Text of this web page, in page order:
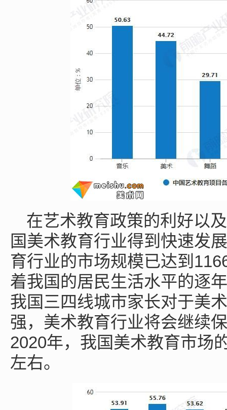
在艺术教育政策的利好以
国美术教育行业得到快速发
育行业的市场规模已达到
着我国的居民生活水平的逐
我国三四线城市家长对于美
强，美术教育行业将会继续
2020年，我国美术教育市场
左右。